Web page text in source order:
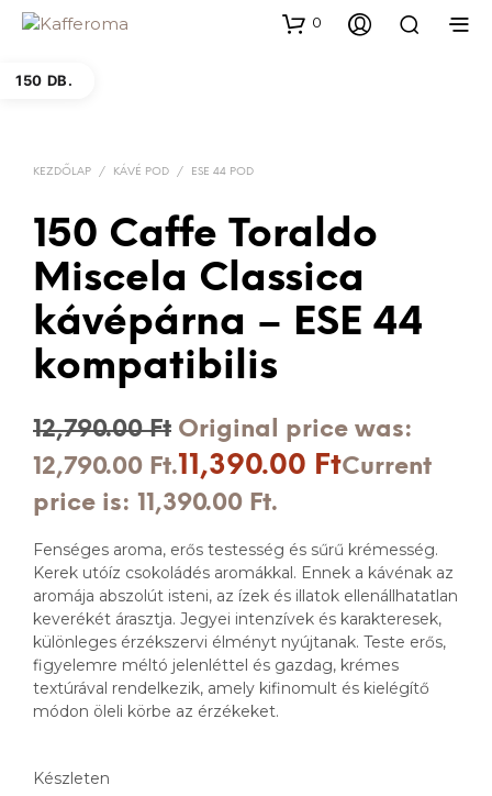
0
150 DB.
KEZDŐLAP / KÁVÉ POD / ESE 44 POD
150 Caffe Toraldo
Miscela Classica
kávépárna – ESE 44
kompatibilis
12,790.00Ft Original price was:
12,790.00 Ft.11,390.00 FtCurrent
price is: 11,390.00 Ft.
Fenséges aroma, erős testesség és sűrű krémesség.
Kerek utóíz csokoládés aromákkal. Ennek a kávénak az
aromája abszolút isteni, az ízek és illatok ellenállhatatlan
keverékét árasztja. Jegyei intenzívek és karakteresek,
különleges érzékszervi élményt nyújtanak. Teste erős,
figyelemre méltó jelenléttel és gazdag, krémes
textúrával rendelkezik, amely kifinomult és kielégítő
módon öleli körbe az érzékeket.
Készleten